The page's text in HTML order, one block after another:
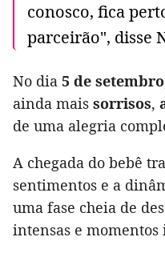
conosco, fica
parceirão", disse
No dia 5 de setembro
ainda mais sorrisos,
de uma alegria
A chegada do bebê
sentimentos e a
uma fase cheia de
intensas e momentos